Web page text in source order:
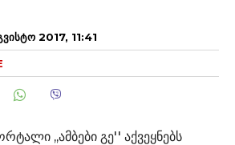
2017, 11:41
,,ამბები გე'' აქვეყნებს